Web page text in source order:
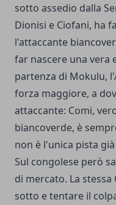
sotto assedio dalla
Dionisi e Ciofani, ha
l'attaccante
far nascere una vera
partenza di Mokulu,
forza maggiore, a
attaccante: Comi,
biancoverde, è
non è l'unica pista
Sul congolese però
di mercato. La
sotto e tentare il